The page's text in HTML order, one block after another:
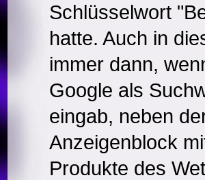
Schlüsselwort
hatte. Auch in
immer dann,
Google als
eingab, neben
Anzeigenblock
Produkte des